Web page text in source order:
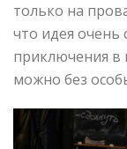
только на
что идея очень
приключения в
можно без